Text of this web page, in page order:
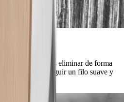
podrás eliminar de forma
tu hoja y conseguir un filo suave y